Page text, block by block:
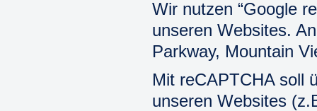
Wir nutzen “Google
unseren Websites.
Parkway, Mountain
Mit reCAPTCHA soll
unseren Websites